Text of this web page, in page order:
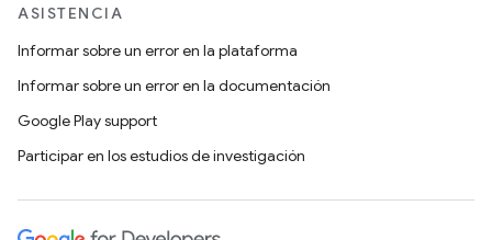
ASISTENCIA
Informar sobre un error en la plataforma
Informar sobre un error en la documentación
Google Play support
Participar en los estudios de investigación